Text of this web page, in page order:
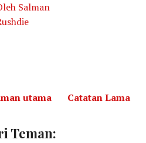
Salman
Catatan Lama
utama
Teman: